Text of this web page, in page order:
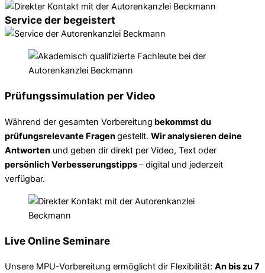
Service der begeistert
Prüfungssimulation per Video
Während der gesamten Vorbereitung bekommst du
prüfungsrelevante Fragengestellt. Wir analysieren deine
Antworten und geben dir direkt per Video, Text oder
persönlich Verbesserungstipps– digital und jederzeit
verfügbar.
Live Online Seminare
Unsere MPU-Vorbereitung ermöglicht dir Flexibilität: An bis zu 7